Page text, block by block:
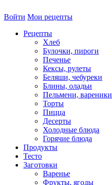
Войти Мои рецепты
Рецепты
Хлеб
Булочки, пироги
Печенье
Кексы, рулеты
Беляши, чебуреки
Блины, оладьи
Пельмени, вареники
Торты
Пицца
Десерты
Холодные блюда
Горячие блюда
Продукты
Тесто
Заготовки
Варенье
Фрукты, ягоды